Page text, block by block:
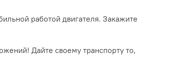
работой двигателя. Закажите
Дайте своему транспорту то,